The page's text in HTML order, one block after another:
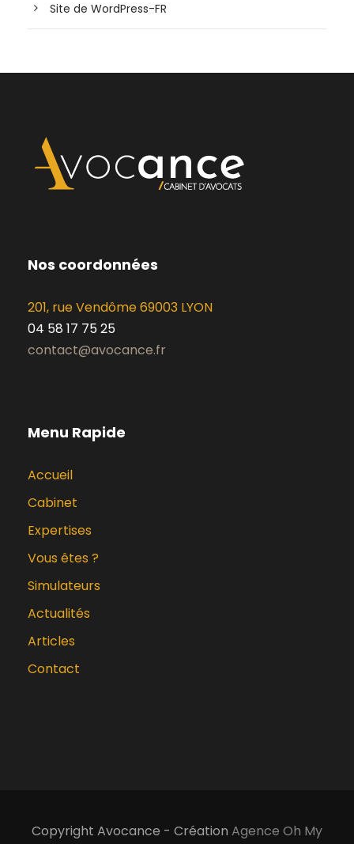
Site de WordPress-FR
Nos coordonnées
201, rue Vendôme 69003 LYON
04 58 17 75 25
contact@avocance.fr
Menu Rapide
Accueil
Cabinet
Expertises
Vous êtes ?
Simulateurs
Actualités
Articles
Contact
Copyright Avocance - Création Agence Oh My